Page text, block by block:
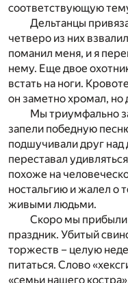
соответствующую
Дельтанцы
четверо из них
поманил меня, и я
нему. Еще двое
встать на ноги.
он заметно хромал, но
Мы триумфально
запели победную
подшучивали друг над
переставал
похоже на
ностальгию и жалел о
живыми людьми.
Скоро мы прибыли
праздник. Убитый
торжеств – целую
питаться. Слово
«семьи нашего